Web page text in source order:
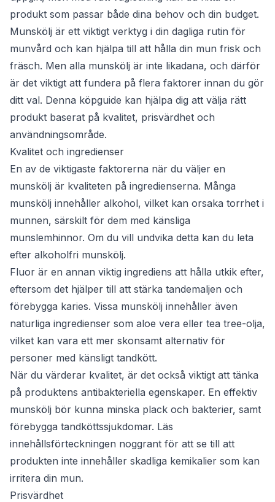
produkt som passar både dina behov och din budget.
Munskölj är ett viktigt verktyg i din dagliga rutin för
munvård och kan hjälpa till att hålla din mun frisk och
fräsch. Men alla munskölj är inte likadana, och därför
är det viktigt att fundera på flera faktorer innan du gör
ditt val. Denna köpguide kan hjälpa dig att välja rätt
produkt baserat på kvalitet, prisvärdhet och
användningsområde.
Kvalitet och ingredienser
En av de viktigaste faktorerna när du väljer en
munskölj är kvaliteten på ingredienserna. Många
munskölj innehåller alkohol, vilket kan orsaka torrhet i
munnen, särskilt för dem med känsliga
munslemhinnor. Om du vill undvika detta kan du leta
efter alkoholfri munskölj.
Fluor är en annan viktig ingrediens att hålla utkik efter,
eftersom det hjälper till att stärka tandemaljen och
förebygga karies. Vissa munskölj innehåller även
naturliga ingredienser som aloe vera eller tea tree-olja,
vilket kan vara ett mer skonsamt alternativ för
personer med känsligt tandkött.
När du värderar kvalitet, är det också viktigt att tänka
på produktens antibakteriella egenskaper. En effektiv
munskölj bör kunna minska plack och bakterier, samt
förebygga tandköttssjukdomar. Läs
innehållsförteckningen noggrant för att se till att
produkten inte innehåller skadliga kemikalier som kan
irritera din mun.
Prisvärdhet